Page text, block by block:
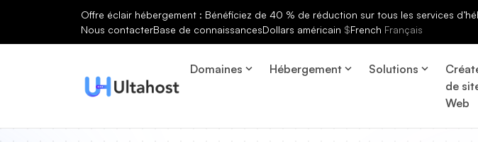
Offre éclair hébergement : Bénéficiez de 40 % de réduction sur tous les services
Nous contacterBase de connaissancesDollars américain $French Français
Domaines Hébergement Solutions
de
Web